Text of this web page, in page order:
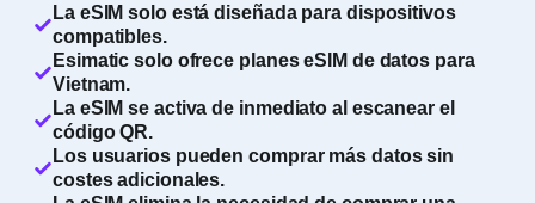
La eSIM solo está diseñada para dispositivos
compatibles.
Esimatic solo ofrece planes eSIM de datos para
Vietnam.
La eSIM se activa de inmediato al escanear el
código QR.
Los usuarios pueden comprar más datos sin
costes adicionales.